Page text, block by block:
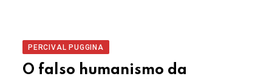
PERCIVAL PUGGINA
O falso humanismo da